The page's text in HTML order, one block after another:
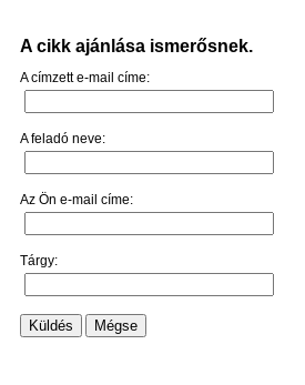
A cikk ajánlása ismerősnek.
A címzett e-mail címe:
A feladó neve:
Az Ön e-mail címe:
Tárgy:
Küldés Mégse